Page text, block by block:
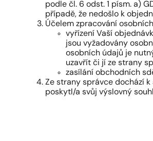
podle čl. 6 odst. 1 písm. a)
případě, že nedošlo k
Účelem zpracování
vyřízení Vaší
jsou vyžadovány
osobních údajů je
uzavřít či jí ze strany
zasílání obchodních
Ze strany správce dochází
poskytl/a svůj výslovný